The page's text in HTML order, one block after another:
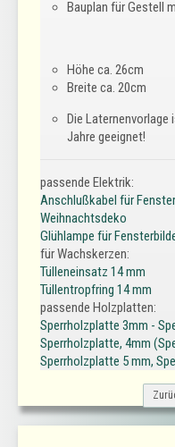
Bauplan für Gestell
Höhe ca. 26cm
Breite ca. 20cm
Die Laternenvorlage
Jahre geeignet!
passende Elektrik:
Anschlußkabel für
Weihnachtsdeko
Glühlampe für
für Wachskerzen:
Tülleneinsatz 14 mm
Tüllentropfring 14 mm
passende Holzplatten:
Sperrholzplatte 3mm -
Sperrholzplatte, 4mm
Sperrholzplatte 5 mm,